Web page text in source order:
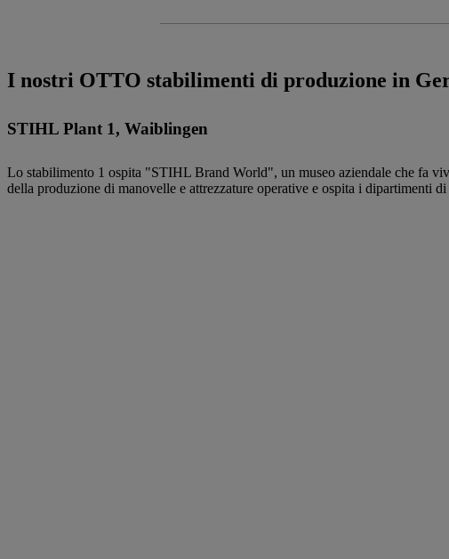
I nostri OTTO stabilimenti di produzione in
STIHL Plant 1, Waiblingen
Lo stabilimento 1 ospita "STIHL Brand World", un museo aziendale che fa
della produzione di manovelle e attrezzature operative e ospita i dipartimenti